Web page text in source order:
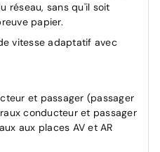
réseau, sans qu'il soit
papier.
vitesse adaptatif avec
et passager (passager
conducteur et passager
aux places AV et AR